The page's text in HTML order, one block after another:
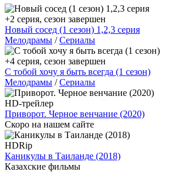
+2 серия, сезон завершен
Новый сосед (1 сезон) 1,2,3 серия
Мелодрамы /Сериалы
+4 серия, сезон завершен
С тобой хочу я быть всегда (1 сезон)
Мелодрамы /Сериалы
HD-трейлер
Приворот. Черное венчание (2020)
Скоро на нашем сайте
HDRip
Каникулы в Таиланде (2018)
Казахские фильмы